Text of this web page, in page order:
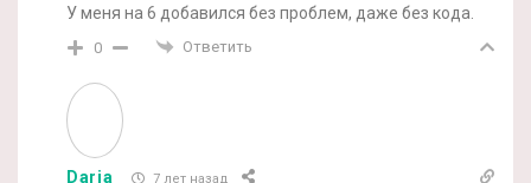
У меня на 6 добавился без проблем, даже без кода.
0 Ответить
Daria 7 лет назад